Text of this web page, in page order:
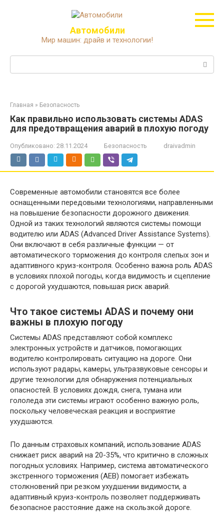
Автомобили
Мир машин: драйв и технологии!
Главная » Безопасность
Как правильно использовать системы ADAS
для предотвращения аварий в плохую погоду
Опубликовано: 28.11.2024 Безопасность draivadmin
Современные автомобили становятся все более
оснащенными передовыми технологиями, направленными
на повышение безопасности дорожного движения.
Одной из таких технологий являются системы помощи
водителю или ADAS (Advanced Driver Assistance Systems).
Они включают в себя различные функции — от
автоматического торможения до контроля слепых зон и
адаптивного круиз-контроля. Особенно важна роль ADAS
в условиях плохой погоды, когда видимость и сцепление
с дорогой ухудшаются, повышая риск аварий.
Что такое системы ADAS и почему они
важны в плохую погоду
Системы ADAS представляют собой комплекс
электронных устройств и датчиков, помогающих
водителю контролировать ситуацию на дороге. Они
используют радары, камеры, ультразвуковые сенсоры и
другие технологии для обнаружения потенциальных
опасностей. В условиях дождя, снега, тумана или
гололеда эти системы играют особенно важную роль,
поскольку человеческая реакция и восприятие
ухудшаются.
По данным страховых компаний, использование ADAS
снижает риск аварий на 20-35%, что критично в сложных
погодных условиях. Например, система автоматического
экстренного торможения (AEB) помогает избежать
столкновений при резком ухудшении видимости, а
адаптивный круиз-контроль позволяет поддерживать
безопасное расстояние даже на скользкой дороге.